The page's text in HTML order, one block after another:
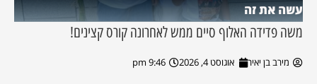
עשה את זה
משה פדידה האלוף סיים ממש לאחרונה קורס קצינים!
מירב בן יאיר אוגוסט 4, 2026 9:46 pm